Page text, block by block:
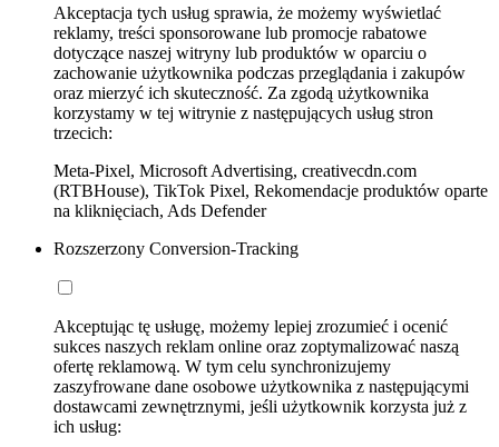
Akceptacja tych usług sprawia, że możemy wyświetlać
reklamy, treści sponsorowane lub promocje rabatowe
dotyczące naszej witryny lub produktów w oparciu o
zachowanie użytkownika podczas przeglądania i zakupów
oraz mierzyć ich skuteczność. Za zgodą użytkownika
korzystamy w tej witrynie z następujących usług stron
trzecich:
Meta-Pixel, Microsoft Advertising, creativecdn.com
(RTBHouse), TikTok Pixel, Rekomendacje produktów oparte
na kliknięciach, Ads Defender
Rozszerzony Conversion-Tracking
Akceptując tę usługę, możemy lepiej zrozumieć i ocenić
sukces naszych reklam online oraz zoptymalizować naszą
ofertę reklamową. W tym celu synchronizujemy
zaszyfrowane dane osobowe użytkownika z następującymi
dostawcami zewnętrznymi, jeśli użytkownik korzysta już z
ich usług: